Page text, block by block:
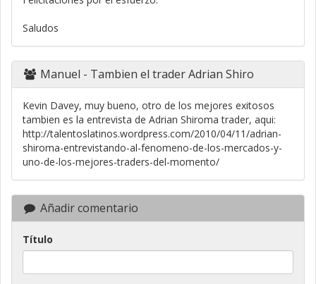
Saludos
Manuel - Tambien el trader Adrian Shiro
Kevin Davey, muy bueno, otro de los mejores exitosos
tambien es la entrevista de Adrian Shiroma trader, aqui:
http://talentoslatinos.wordpress.com/2010/04/11/adrian-
shiroma-entrevistando-al-fenomeno-de-los-mercados-y-
uno-de-los-mejores-traders-del-momento/
Añadir comentario
Título